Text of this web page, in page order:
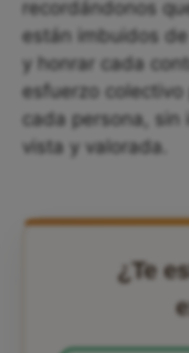
recordándonos
están imbuidos
y honrar cada
esfuerzo
cada persona, sin
vista y valorada.
¿Te